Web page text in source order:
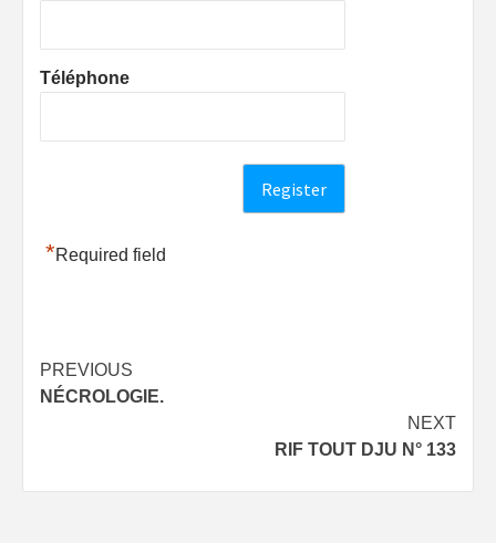
Téléphone
*Required field
Post
navigation
PREVIOUS
NÉCROLOGIE.
NEXT
RIF TOUT DJU N° 133